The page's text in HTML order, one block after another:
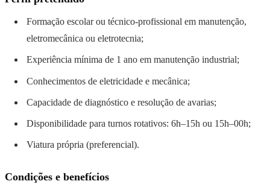
Formação escolar ou técnico-profissional em manutenção,
eletromecânica ou eletrotecnia;
Experiência mínima de 1 ano em manutenção industrial;
Conhecimentos de eletricidade e mecânica;
Capacidade de diagnóstico e resolução de avarias;
Disponibilidade para turnos rotativos: 6h–15h ou 15h–00h;
Viatura própria (preferencial).
Condições e benefícios